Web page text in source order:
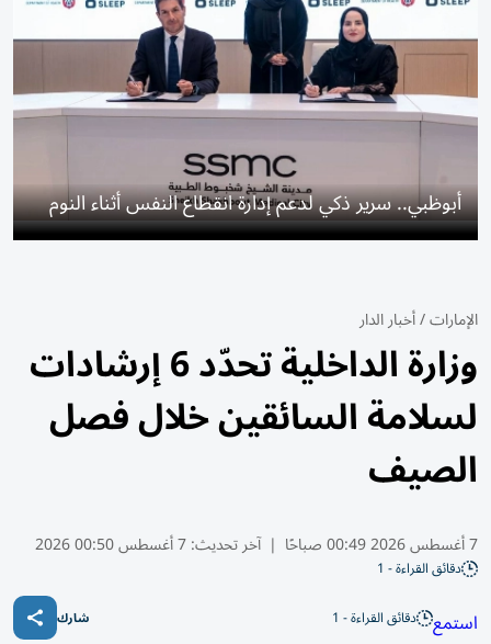
أبوظبي.. سرير ذكي لدعم إدارة انقطاع النفس أثناء النوم
الإمارات/أخبار الدار
وزارة الداخلية تحدّد 6 إرشادات
لسلامة السائقين خلال فصل
الصيف
7 أغسطس 2026 00:49 صباحًا | آخر تحديث:7 أغسطس 00:50 2026
دقائق القراءة - 1
استمع دقائق القراءة - 1 شارك